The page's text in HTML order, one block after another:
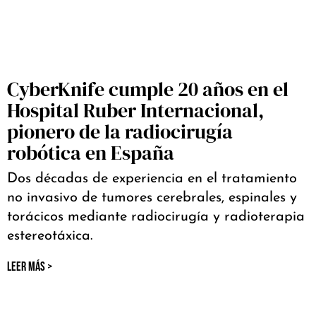
CyberKnife cumple 20 años en el
Hospital Ruber Internacional,
pionero de la radiocirugía
robótica en España
Dos décadas de experiencia en el tratamiento
no invasivo de tumores cerebrales, espinales y
torácicos mediante radiocirugía y radioterapia
estereotáxica.
LEER MÁS >